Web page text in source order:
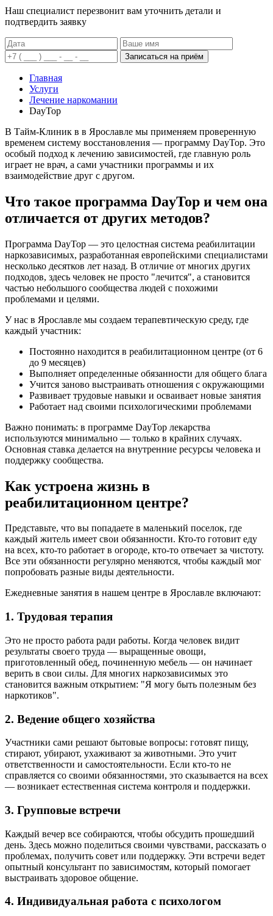
Наш специалист перезвонит вам уточнить детали и
подтвердить заявку
Записаться на приём
Главная
Услуги
Лечение наркомании
DayTop
В Тайм-Клиник в в Ярославле мы применяем проверенную
временем систему восстановления — программу DayTop. Это
особый подход к лечению зависимостей, где главную роль
играет не врач, а сами участники программы и их
взаимодействие друг с другом.
Что такое программа DayTop и чем она
отличается от других методов?
Программа DayTop — это целостная система реабилитации
наркозависимых, разработанная европейскими специалистами
несколько десятков лет назад. В отличие от многих других
подходов, здесь человек не просто "лечится", а становится
частью небольшого сообщества людей с похожими
проблемами и целями.
У нас в Ярославле мы создаем терапевтическую среду, где
каждый участник:
Постоянно находится в реабилитационном центре (от 6
до 9 месяцев)
Выполняет определенные обязанности для общего блага
Учится заново выстраивать отношения с окружающими
Развивает трудовые навыки и осваивает новые занятия
Работает над своими психологическими проблемами
Важно понимать: в программе DayTop лекарства
используются минимально — только в крайних случаях.
Основная ставка делается на внутренние ресурсы человека и
поддержку сообщества.
Как устроена жизнь в
реабилитационном центре?
Представьте, что вы попадаете в маленький поселок, где
каждый житель имеет свои обязанности. Кто-то готовит еду
на всех, кто-то работает в огороде, кто-то отвечает за чистоту.
Все эти обязанности регулярно меняются, чтобы каждый мог
попробовать разные виды деятельности.
Ежедневные занятия в нашем центре в Ярославле включают:
1. Трудовая терапия
Это не просто работа ради работы. Когда человек видит
результаты своего труда — выращенные овощи,
приготовленный обед, починенную мебель — он начинает
верить в свои силы. Для многих наркозависимых это
становится важным открытием: "Я могу быть полезным без
наркотиков".
2. Ведение общего хозяйства
Участники сами решают бытовые вопросы: готовят пищу,
стирают, убирают, ухаживают за животными. Это учит
ответственности и самостоятельности. Если кто-то не
справляется со своими обязанностями, это сказывается на всех
— возникает естественная система контроля и поддержки.
3. Групповые встречи
Каждый вечер все собираются, чтобы обсудить прошедший
день. Здесь можно поделиться своими чувствами, рассказать о
проблемах, получить совет или поддержку. Эти встречи ведет
опытный консультант по зависимостям, который помогает
выстраивать здоровое общение.
4. Индивидуальная работа с психологом